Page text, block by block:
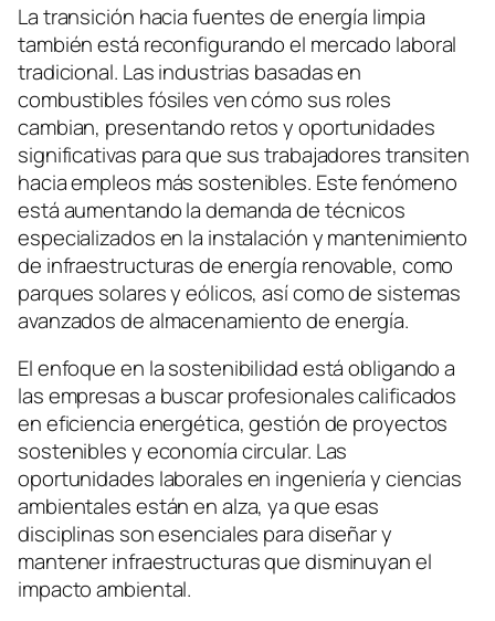
La transición hacia fuentes de energía limpia
también está reconfigurando el mercado laboral
tradicional. Las industrias basadas en
combustibles fósiles ven cómo sus roles
cambian, presentando retos y oportunidades
significativas para que sus trabajadores transiten
hacia empleos más sostenibles. Este fenómeno
está aumentando la demanda de técnicos
especializados en la instalación y mantenimiento
de infraestructuras de energía renovable, como
parques solares y eólicos, así como de sistemas
avanzados de almacenamiento de energía.
El enfoque en la sostenibilidad está obligando a
las empresas a buscar profesionales calificados
en eficiencia energética, gestión de proyectos
sostenibles y economía circular. Las
oportunidades laborales en ingeniería y ciencias
ambientales están en alza, ya que esas
disciplinas son esenciales para diseñar y
mantener infraestructuras que disminuyan el
impacto ambiental.